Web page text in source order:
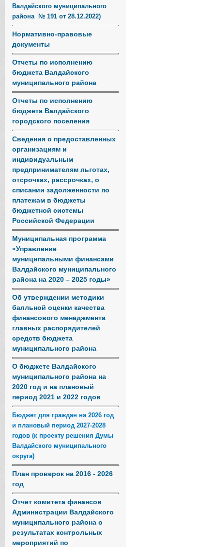
Валдайского муниципального
района № 191 от 28.12.2022)
Нормативно-правовые
документы
Отчеты по исполнению
бюджета Валдайского
муниципального района
Отчеты по исполнению
бюджета Валдайского
городского поселения
Сведения о предоставленных
организациям и
индивидуальным
предпринимателям льготах,
отсрочках, рассрочках, о
списании задолженности по
платежам в бюджеты
бюджетной системы
Российской Федерации
Муниципальная программа
«Управление
муниципальными финансами
Валдайского муниципального
района на 2020 – 2025 годы»
Об утверждении методики
балльной оценки качества
финансового менеджмента
главных распорядителей
средств бюджета
муниципального района
О бюджете Валдайского
муниципального района на
2020 год и на плановый
период 2021 и 2022 годов
Бюджет для граждан на 2026 год
и плановый период 2027-2028
годов (к проекту решения Думы
Валдайского муниципального
округа)
План проверок на 2016 - 2026
год
Отчет комитета финансов
Администрации Валдайского
муниципального района о
результатах контрольных
мероприятий по